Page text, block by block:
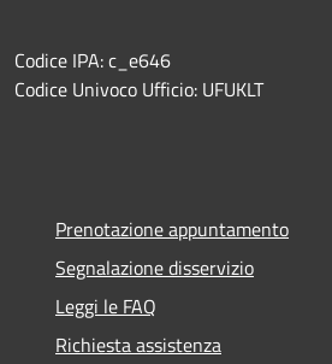
Codice IPA: c_e646
Codice Univoco Ufficio: UFUKLT
Prenotazione appuntamento
Segnalazione disservizio
Leggi le FAQ
Richiesta assistenza